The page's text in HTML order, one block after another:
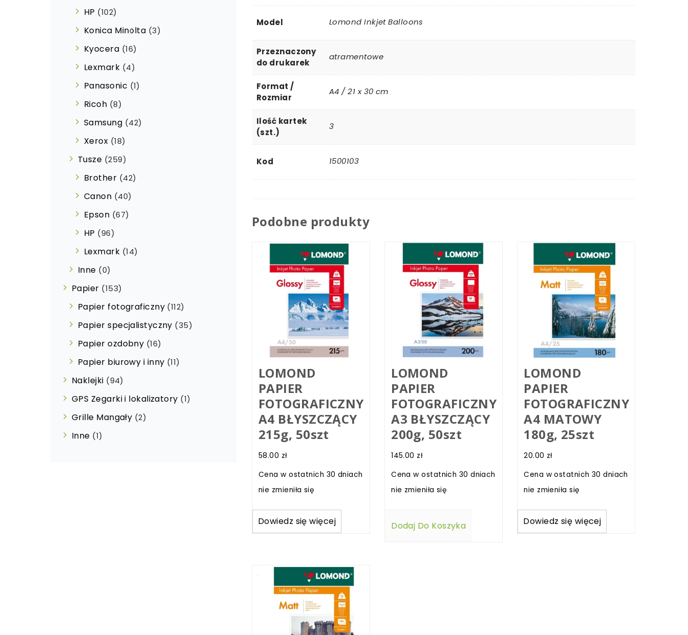
Model Lomond Inkjet Balloons
Przeznaczony
do drukarek
atramentowe
Format /
Rozmiar
A4 / 21 x 30 cm
Ilość kartek
(szt.)
3
Kod 1500103
Podobne produkty
LOMOND
PAPIER
FOTOGRAFICZNY
A4 BŁYSZCZĄCY
215g, 50szt
58.00 zł
Cena w ostatnich 30 dniach
nie zmieniła się
Dowiedz się więcej
LOMOND
PAPIER
FOTOGRAFICZNY
A3 BŁYSZCZĄCY
200g, 50szt
145.00 zł
Cena w ostatnich 30 dniach
nie zmieniła się
Dodaj Do Koszyka
LOMOND
PAPIER
FOTOGRAFICZNY
A4 MATOWY
180g, 25szt
20.00 zł
Cena w ostatnich 30 dniach
nie zmieniła się
Dowiedz się więcej
HP (102)
Konica Minolta (3)
Kyocera (16)
Lexmark (4)
Panasonic (1)
Ricoh (8)
Samsung (42)
Xerox (18)
Tusze (259)
Brother (42)
Canon (40)
Epson (67)
HP (96)
Lexmark (14)
Inne (0)
Papier (153)
Papier fotograficzny (112)
Papier specjalistyczny (35)
Papier ozdobny (16)
Papier biurowy i inny (11)
Naklejki (94)
GPS Zegarki i lokalizatory (1)
Grille Mangały (2)
Inne (1)